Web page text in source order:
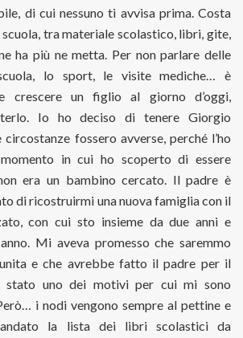
di cui nessuno ti avvisa prima. Costa
tra materiale scolastico, libri, gite,
ha più ne metta. Per non parlare delle
lo sport, le visite mediche… è
crescere un figlio al giorno d’oggi,
Io ho deciso di tenere Giorgio
fossero avverse, perché l’ho
in cui ho scoperto di essere
era un bambino cercato. Il padre è
di ricostruirmi una nuova famiglia con il
con cui sto insieme da due anni e
Mi aveva promesso che saremmo
e che avrebbe fatto il padre per il
stato uno dei motivi per cui mi sono
i nodi vengono sempre al pettine e
la lista dei libri scolastici da